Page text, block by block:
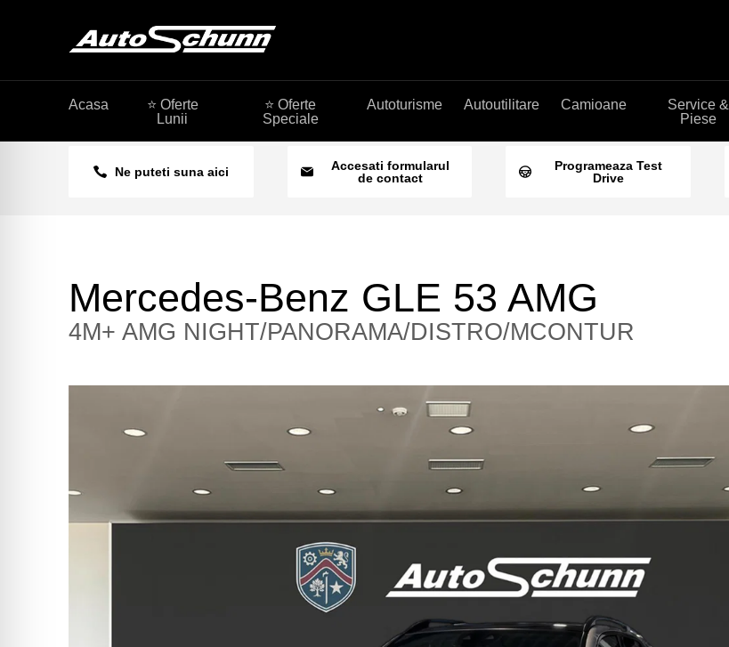
Ne puteti suna aici
Accesati formularul
de contact
Programeaza Test
Drive
Mercedes-Benz GLE 53 AMG
4M+ AMG NIGHT/PANORAMA/DISTRO/MCONTUR
Acasa
⭐ Oferte
Lunii
⭐ Oferte
Speciale
Autoturisme Autoutilitare Camioane
Service &
Piese